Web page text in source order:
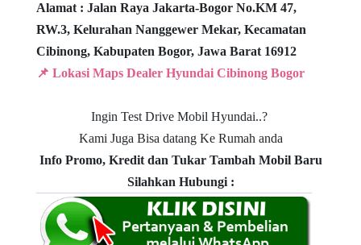
Alamat : Jalan Raya Jakarta-Bogor No.KM 47,
RW.3, Kelurahan Nanggewer Mekar, Kecamatan
Cibinong, Kabupaten Bogor, Jawa Barat 16912
📌 Lokasi Maps Dealer Hyundai Cibinong Bogor
Ingin Test Drive Mobil Hyundai..?
Kami Juga Bisa datang Ke Rumah anda
Info Promo, Kredit dan Tukar Tambah Mobil Baru
Silahkan Hubungi :